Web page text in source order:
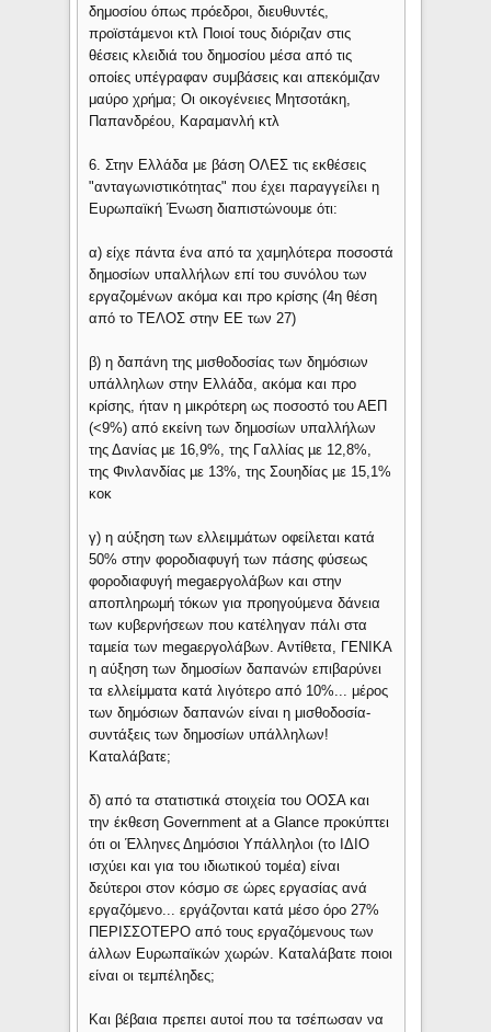
δημοσίου όπως πρόεδροι, διευθυντές,
προϊστάμενοι κτλ Ποιοί τους διόριζαν στις
θέσεις κλειδιά του δημοσίου μέσα από τις
οποίες υπέγραφαν συμβάσεις και απεκόμιζαν
μαύρο χρήμα; Οι οικογένειες Μητσοτάκη,
Παπανδρέου, Καραμανλή κτλ
6. Στην Ελλάδα με βάση ΟΛΕΣ τις εκθέσεις
"ανταγωνιστικότητας" που έχει παραγγείλει η
Ευρωπαϊκή Ένωση διαπιστώνουμε ότι:
α) είχε πάντα ένα από τα χαμηλότερα ποσοστά
δηµοσίων υπαλλήλων επί του συνόλου των
εργαζομένων ακόμα και προ κρίσης (4η θέση
από το ΤΕΛΟΣ στην ΕΕ των 27)
β) η δαπάνη της μισθοδοσίας των δημόσιων
υπάλληλων στην Ελλάδα, ακόμα και προ
κρίσης, ήταν η µικρότερη ως ποσοστό του ΑΕΠ
(<9%) από εκείνη των δηµοσίων υπαλλήλων
της Δανίας µε 16,9%, της Γαλλίας µε 12,8%,
της Φινλανδίας µε 13%, της Σουηδίας µε 15,1%
κοκ
γ) η αύξηση των ελλειμμάτων οφείλεται κατά
50% στην φοροδιαφυγή των πάσης φύσεως
φοροδιαφυγή megaεργολάβων και στην
αποπληρωµή τόκων για προηγούµενα δάνεια
των κυβερνήσεων που κατέληγαν πάλι στα
ταµεία των megaεργολάβων. Αντίθετα, ΓΕΝΙΚΑ
η αύξηση των δηµοσίων δαπανών επιβαρύνει
τα ελλείμματα κατά λιγότερο από 10%... μέρος
των δημόσιων δαπανών είναι η μισθοδοσία-
συντάξεις των δημοσίων υπάλληλων!
Καταλάβατε;
δ) από τα στατιστικά στοιχεία του ΟΟΣΑ και
την έκθεση Government at a Glance προκύπτει
ότι οι Έλληνες Δημόσιοι Υπάλληλοι (το ΙΔΙΟ
ισχύει και για του ιδιωτικού τομέα) είναι
δεύτεροι στον κόσμο σε ώρες εργασίας ανά
εργαζόμενο... εργάζονται κατά μέσο όρο 27%
ΠΕΡΙΣΣΟΤΕΡΟ από τους εργαζόμενους των
άλλων Ευρωπαϊκών χωρών. Καταλάβατε ποιοι
είναι οι τεμπέληδες;
Και βέβαια πρεπει αυτοί που τα τσέπωσαν να